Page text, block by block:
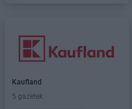
Kaufland
5 gazetek